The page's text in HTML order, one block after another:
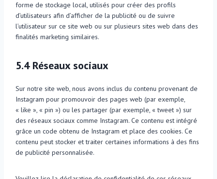
forme de stockage local, utilisés pour créer des profils
d’utilisateurs afin d’afficher de la publicité ou de suivre
l’utilisateur sur ce site web ou sur plusieurs sites web dans des
finalités marketing similaires.
5.4 Réseaux sociaux
Sur notre site web, nous avons inclus du contenu provenant de
Instagram pour promouvoir des pages web (par exemple,
« like », « pin ») ou les partager (par exemple, « tweet ») sur
des réseaux sociaux comme Instagram. Ce contenu est intégré
grâce un code obtenu de Instagram et place des cookies. Ce
contenu peut stocker et traiter certaines informations à des fins
de publicité personnalisée.